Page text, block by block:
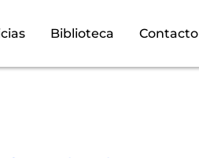
Biblioteca Contacto